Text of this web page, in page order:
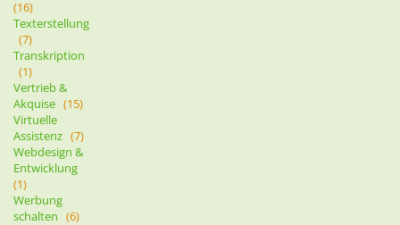
(16)
Texterstellung
(7)
Transkription
(1)
Vertrieb &
Akquise (15)
Virtuelle
Assistenz (7)
Webdesign &
Entwicklung
(1)
Werbung
schalten (6)